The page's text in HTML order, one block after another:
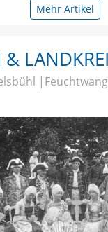
Mehr Artikel